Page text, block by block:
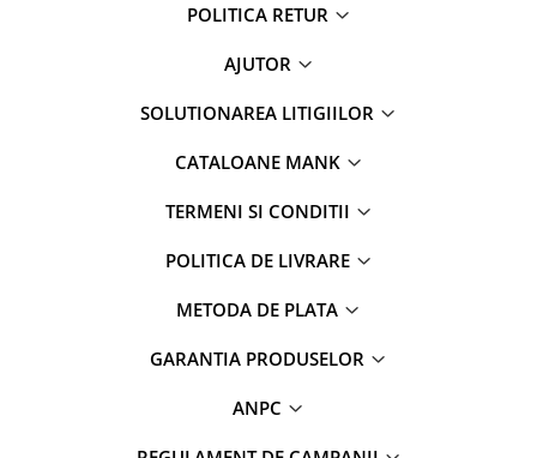
POLITICA RETUR
AJUTOR
SOLUTIONAREA LITIGIILOR
CATALOANE MANK
TERMENI SI CONDITII
POLITICA DE LIVRARE
METODA DE PLATA
GARANTIA PRODUSELOR
ANPC